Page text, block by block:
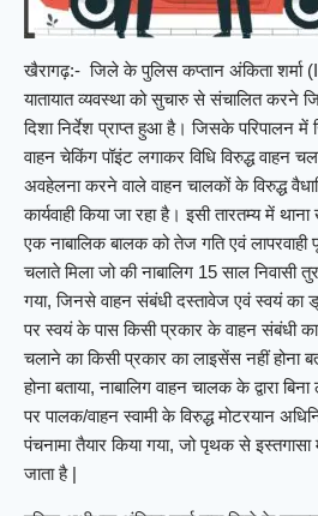
खैरागढ़:- जिले के पुलिस कप्तान अंकिता शर्मा
यातायात व्यवस्था को सुचारु से संचालित करने
दिशा निर्देश प्राप्त हुआ है। जिसके परिपालन में
वाहन चेकिंग पॉइंट लगाकर विधि विरुद्ध वाहन
अवहेलना करने वाले वाहन चालकों के विरुद्ध
कार्यवाही किया जा रहा है। इसी तारतम्य में
एक नाबालिक बालक को तेज गति एवं लापरवाही
चलाते मिला जो की नाबालिग 15 साल निवासी
गया, जिनसे वाहन संबंधी दस्तावेज एवं स्वयं
पर स्वयं के पास किसी प्रकार के वाहन संबंधी
चलाने का किसी प्रकार का लाइसेंस नहीं होना
होना बताया, नाबालिग वाहन चालक के द्वारा
पर पालक/वाहन स्वामी के विरुद्ध मोटरयान
पंचनामा तैयार किया गया, जो पृथक से इस्तगासा
जाता है |